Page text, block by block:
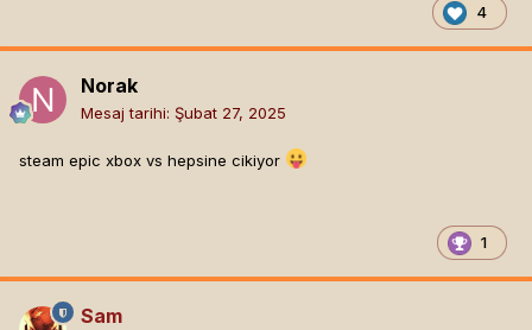
4
Norak
Mesaj tarihi: Şubat 27, 2025
steam epic xbox vs hepsine cikiyor
1
Sam